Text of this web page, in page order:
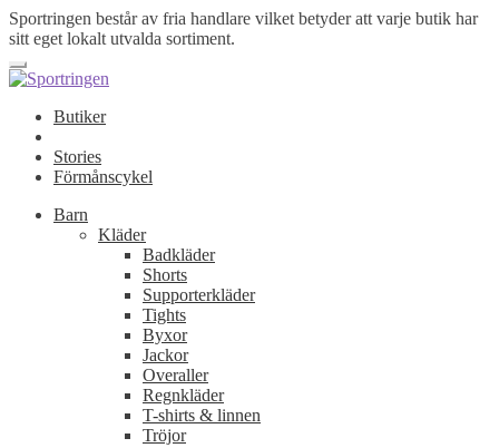
Sportringen består av fria handlare vilket betyder att varje butik har
sitt eget lokalt utvalda sortiment.
Butiker
Stories
Förmånscykel
Barn
Kläder
Badkläder
Shorts
Supporterkläder
Tights
Byxor
Jackor
Overaller
Regnkläder
T-shirts & linnen
Tröjor